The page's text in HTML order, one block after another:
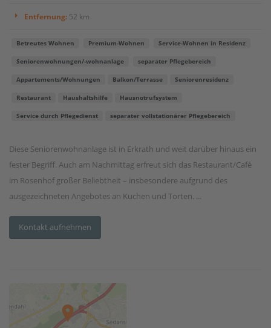
Entfernung: 52 km
Betreutes Wohnen Premium-Wohnen Service-Wohnen in Residenz
Seniorenwohnungen/-wohnanlage separater Pflegebereich
Appartements/Wohnungen Balkon/Terrasse Seniorenresidenz
Restaurant Haushaltshilfe Hausnotrufsystem
Service durch Pflegedienst separater vollstationärer Pflegebereich
Diese Seniorenwohnanlage ist in Erkrath und weit darüber hinaus ein
fester Begriff. Auch am Nachmittag erfreut sich das Restaurant/Café
im Rosenhof großer Beliebtheit – insbesondere aufgrund des
ausgezeichneten Angebotes an Kuchen und Torten. ...
Kontakt aufnehmen